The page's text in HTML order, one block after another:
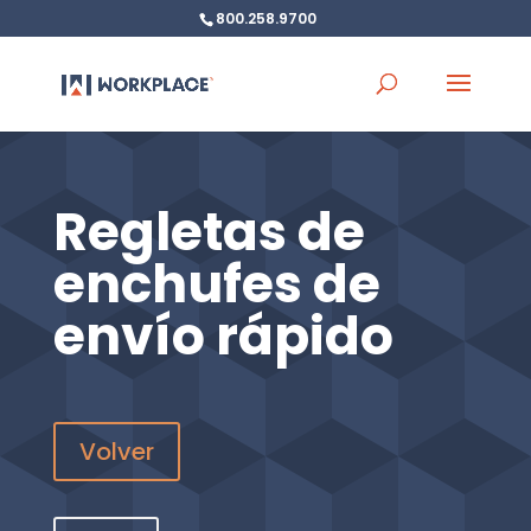
800.258.9700
Regletas de
enchufes de
envío rápido
Volver